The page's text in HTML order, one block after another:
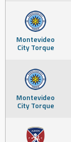
Montevideo
City Torque
Montevideo
City Torque